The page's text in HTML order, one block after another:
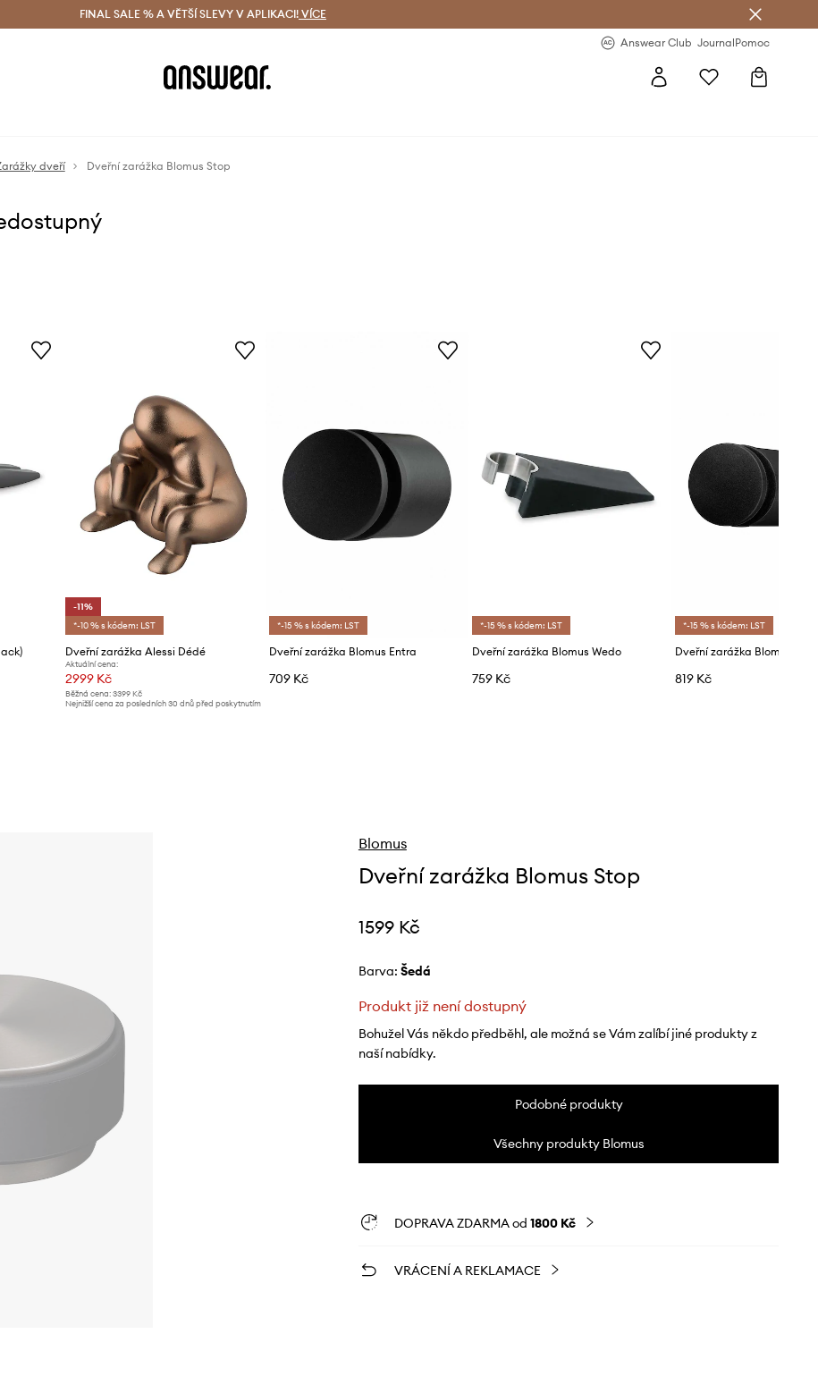
vrácení zdarma (od 1800 Kč) Doručení i do 24 h
FINAL SALE % A VĚTŠÍ SLEVY V APLIKACI! VÍCE
Answear Club JournalPomoc
dveří Dveřní zarážka Blomus Stop
-11%
*-10 % s kódem: LST
Dveřní zarážka Alessi Dédé
Aktuální cena:
2999 Kč
Běžná cena: 3399 Kč
Nejnižší cena za posledních 30 dnů před poskytnutím
*-15 % s kódem: LST
Dveřní zarážka Blomus Entra
709 Kč
*-15 % s kódem: LST
Dveřní zarážka Blomus Wedo
759 Kč
*-15 % s kódem: LST
Dveřní zarážka Blomus
819 Kč
Blomus
Dveřní zarážka Blomus Stop
1599 Kč
Barva: šedá
Produkt již není dostupný
Bohužel Vás někdo předběhl, ale možná se Vám zalíbí jiné produkty z
naší nabídky.
Podobné produkty
Všechny produkty Blomus
DOPRAVA ZDARMA od 1800 Kč
VRÁCENÍ A REKLAMACE